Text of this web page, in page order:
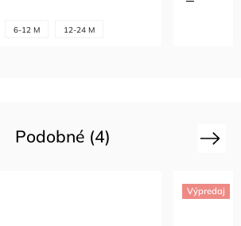
6-12 M 12-24 M
Podobné (4)
Výpredaj
Next